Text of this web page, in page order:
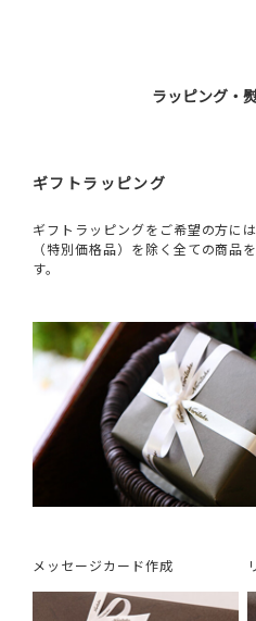
ラッピング・
ギフトラッピング
ギフトラッピングをご希望の方に
（特別価格品）を除く全ての商品
す。
メッセージカード作成